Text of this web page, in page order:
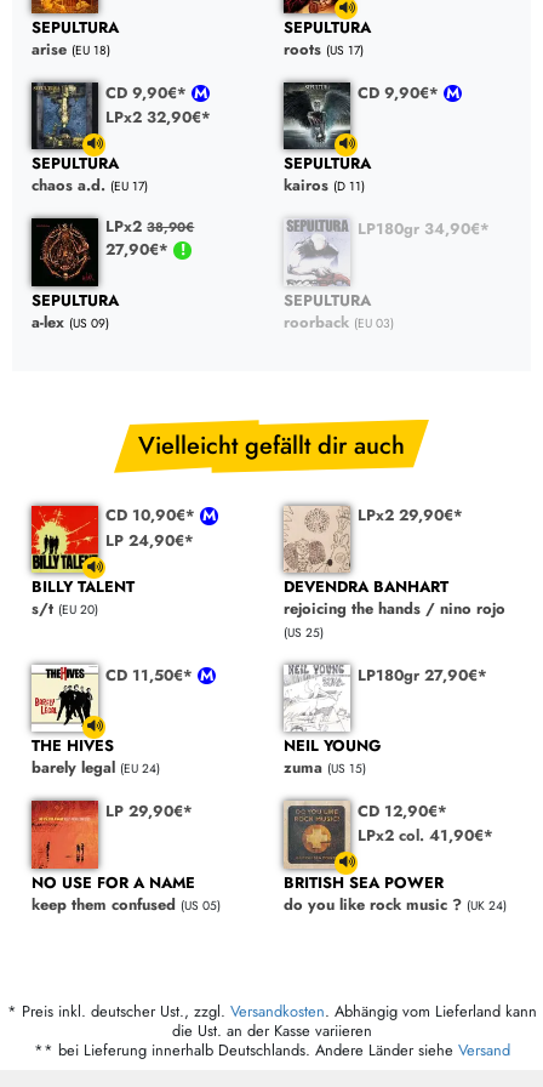
SEPULTURA
arise (EU 18)
SEPULTURA
roots (US 17)
CD 9,90€*
LPx2 32,90€*
SEPULTURA
chaos a.d. (EU 17)
CD 9,90€*
SEPULTURA
kairos (D 11)
LPx238,90€
27,90€*
SEPULTURA
a-lex (US 09)
LP180gr 34,90€*
SEPULTURA
roorback (EU 03)
Vielleicht gefällt dir auch
CD 10,90€*
LP 24,90€*
BILLY TALENT
s/t (EU 20)
LPx2 29,90€*
DEVENDRA BANHART
rejoicing the hands / nino rojo
(US 25)
CD 11,50€*
THE HIVES
barely legal (EU 24)
LP180gr 27,90€*
NEIL YOUNG
zuma (US 15)
LP 29,90€*
NO USE FOR A NAME
keep them confused (US 05)
CD 12,90€*
LPx2 col. 41,90€*
BRITISH SEA POWER
do you like rock music ? (UK 24)
* Preis inkl. deutscher Ust., zzgl. Versandkosten. Abhängig vom Lieferland kann
die Ust. an der Kasse variieren
** bei Lieferung innerhalb Deutschlands. Andere Länder siehe Versand